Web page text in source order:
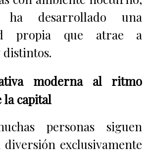
desarrollado una
propia que atrae a
moderna al ritmo
la capital
personas siguen
diversión exclusivamente